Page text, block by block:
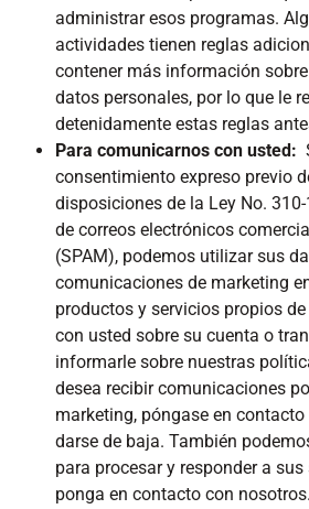
administrar esos programas.
actividades tienen reglas
contener más información
datos personales, por lo que le
detenidamente estas reglas
Para comunicarnos con usted:
consentimiento expreso previo
disposiciones de la Ley No.
de correos electrónicos
(SPAM), podemos utilizar sus
comunicaciones de marketing
productos y servicios propios
con usted sobre su cuenta o
informarle sobre nuestras
desea recibir comunicaciones
marketing, póngase en
darse de baja. También
para procesar y responder a
ponga en contacto con